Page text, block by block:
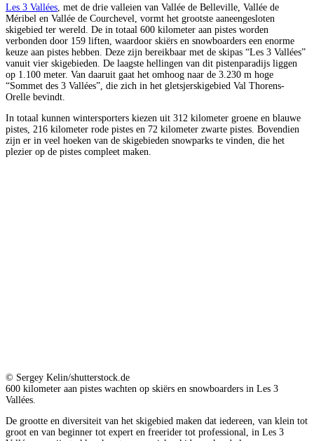
Les 3 Vallées , met de drie valleien van Vallée de Belleville, Vallée de
Méribel en Vallée de Courchevel, vormt het grootste aaneengesloten
skigebied ter wereld. De in totaal 600 kilometer aan pistes worden
verbonden door 159 liften, waardoor skiërs en snowboarders een enorme
keuze aan pistes hebben. Deze zijn bereikbaar met de skipas “Les 3 Vallées”
vanuit vier skigebieden. De laagste hellingen van dit pistenparadijs liggen
op 1.100 meter. Van daaruit gaat het omhoog naar de 3.230 m hoge
“Sommet des 3 Vallées”, die zich in het gletsjerskigebied Val Thorens-
Orelle bevindt.
In totaal kunnen wintersporters kiezen uit 312 kilometer groene en blauwe
pistes, 216 kilometer rode pistes en 72 kilometer zwarte pistes. Bovendien
zijn er in veel hoeken van de skigebieden snowparks te vinden, die het
plezier op de pistes compleet maken.
© Sergey Kelin/shutterstock.de
600 kilometer aan pistes wachten op skiërs en snowboarders in Les 3
Vallées.
De grootte en diversiteit van het skigebied maken dat iedereen, van klein tot
groot en van beginner tot expert en freerider tot professional, in Les 3